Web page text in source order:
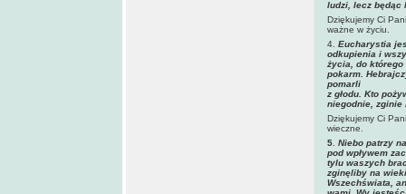
ludzi, lecz będąc
Dziękujemy Ci
ważne w życiu.
4. Eucharystia
odkupienia i
życia, do
pokarm.
pomarli
z głodu. Kto
niegodnie, zginie
Dziękujemy Ci
wieczne.
5 Niebo patrzy
pod wpływem
tylu waszych
zginęliby na
Wszechświata,